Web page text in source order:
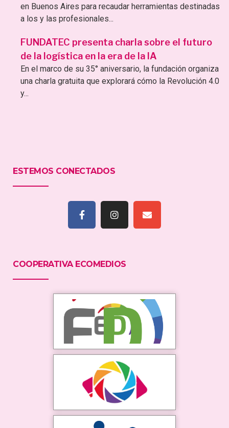
en Buenos Aires para recaudar herramientas destinadas
a los y las profesionales...
FUNDATEC presenta charla sobre el futuro
de la logística en la era de la IA
En el marco de su 35° aniversario, la fundación organiza
una charla gratuita que explorará cómo la Revolución 4.0
y...
ESTEMOS CONECTADOS
COOPERATIVA ECOMEDIOS